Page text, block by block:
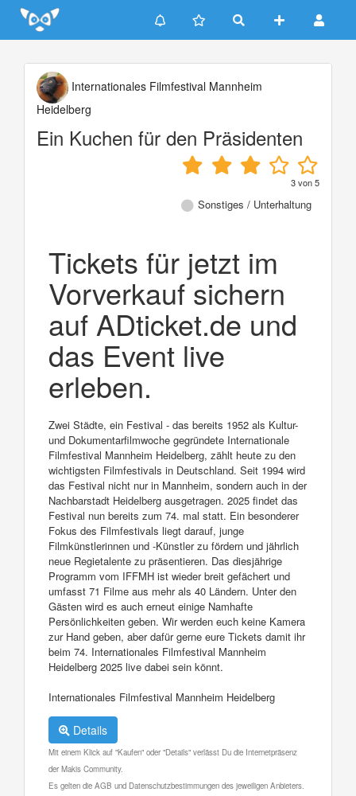
Update cookies preferences
Internationales Filmfestival Mannheim
Heidelberg
Ein Kuchen für den Präsidenten
3von5
Sonstiges / Unterhaltung
Tickets für jetzt im
Vorverkauf sichern
auf ADticket.de und
das Event live
erleben.
Zwei Städte, ein Festival - das bereits 1952 als Kultur-
und Dokumentarfilmwoche gegründete Internationale
Filmfestival Mannheim Heidelberg, zählt heute zu den
wichtigsten Filmfestivals in Deutschland. Seit 1994 wird
das Festival nicht nur in Mannheim, sondern auch in der
Nachbarstadt Heidelberg ausgetragen. 2025 findet das
Festival nun bereits zum 74. mal statt. Ein besonderer
Fokus des Filmfestivals liegt darauf, junge
Filmkünstlerinnen und -Künstler zu fördern und jährlich
neue Regietalente zu präsentieren. Das diesjährige
Programm vom IFFMH ist wieder breit gefächert und
umfasst 71 Filme aus mehr als 40 Ländern. Unter den
Gästen wird es auch erneut einige Namhafte
Persönlichkeiten geben. Wir werden euch keine Kamera
zur Hand geben, aber dafür gerne eure Tickets damit ihr
beim 74. Internationales Filmfestival Mannheim
Heidelberg 2025 live dabei sein könnt.
Internationales Filmfestival Mannheim Heidelberg
Details
Mit einem Klick auf "Kaufen" oder "Details" verlässt Du die Internetpräsenz
der Makis Community.
Es gelten die AGB und Datenschutzbestimmungen des jeweiligen Anbieters.